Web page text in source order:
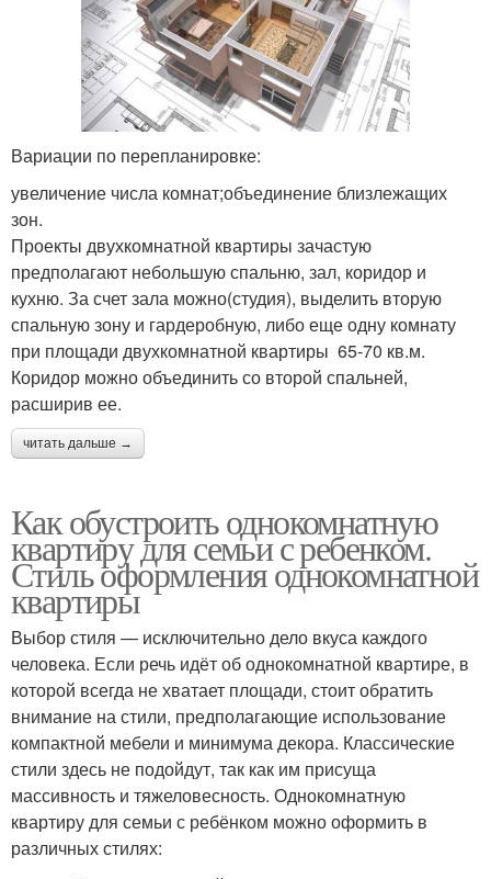
Вариации по перепланировке:
увеличение числа комнат;объединение близлежащих
зон.
Проекты двухкомнатной квартиры зачастую
предполагают небольшую спальню, зал, коридор и
кухню. За счет зала можно(студия), выделить вторую
спальную зону и гардеробную, либо еще одну комнату
при площади двухкомнатной квартиры 65-70 кв.м.
Коридор можно объединить со второй спальней,
расширив ее.
читать дальше →
Как обустроить однокомнатную
квартиру для семьи с ребенком.
Стиль оформления однокомнатной
квартиры
Выбор стиля — исключительно дело вкуса каждого
человека. Если речь идёт об однокомнатной квартире, в
которой всегда не хватает площади, стоит обратить
внимание на стили, предполагающие использование
компактной мебели и минимума декора. Классические
стили здесь не подойдут, так как им присуща
массивность и тяжеловесность. Однокомнатную
квартиру для семьи с ребёнком можно оформить в
различных стилях: